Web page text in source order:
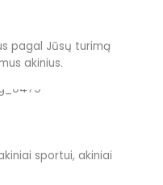
pagal Jūsų turimą
akinius.
sportui, akiniai